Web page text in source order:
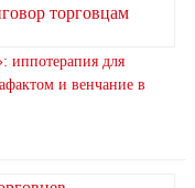
иппотерапия для
и венчание в